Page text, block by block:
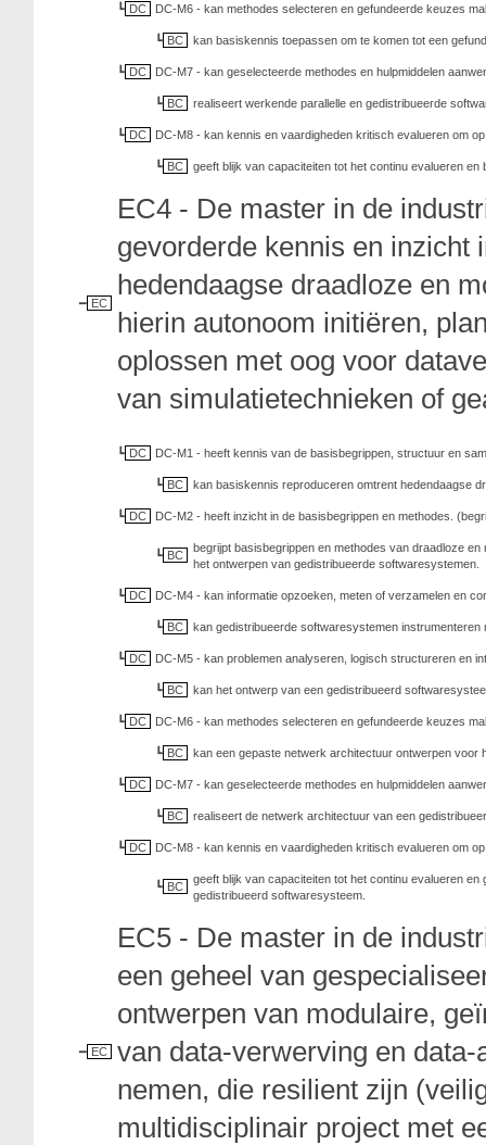
DC DC-M6 - kan methodes selecteren en gefundeerde keuzes
BC kan basiskennis toepassen om te komen tot een
DC DC-M7 - kan geselecteerde methodes en hulpmiddelen
BC realiseert werkende parallelle en gedistribueerde
DC DC-M8 - kan kennis en vaardigheden kritisch evalueren om
BC geeft blijk van capaciteiten tot het continu evalueren
EC
EC4 - De master in de
gevorderde kennis en inzicht
hedendaagse draadloze en
hierin autonoom initiëren,
oplossen met oog voor
van simulatietechnieken of
DC DC-M1 - heeft kennis van de basisbegrippen, structuur en
BC kan basiskennis reproduceren omtrent hedendaagse
DC DC-M2 - heeft inzicht in de basisbegrippen en methodes.
BC
begrijpt basisbegrippen en methodes van draadloze
het ontwerpen van gedistribueerde softwaresystemen.
DC DC-M4 - kan informatie opzoeken, meten of verzamelen en
BC kan gedistribueerde softwaresystemen
DC DC-M5 - kan problemen analyseren, logisch structureren en
BC kan het ontwerp van een gedistribueerd
DC DC-M6 - kan methodes selecteren en gefundeerde keuzes
BC kan een gepaste netwerk architectuur ontwerpen
DC DC-M7 - kan geselecteerde methodes en hulpmiddelen
BC realiseert de netwerk architectuur van een
DC DC-M8 - kan kennis en vaardigheden kritisch evalueren om
BC
geeft blijk van capaciteiten tot het continu evalueren
gedistribueerd softwaresysteem.
EC
EC5 - De master in de
een geheel van
ontwerpen van modulaire,
van data-verwerving en
nemen, die resilient zijn
multidisciplinair project met